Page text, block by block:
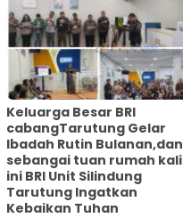
Keluarga Besar BRI
cabangTarutung Gelar
Ibadah Rutin Bulanan,dan
sebangai tuan rumah kali
ini BRI Unit Silindung
Tarutung Ingatkan
Kebaikan Tuhan